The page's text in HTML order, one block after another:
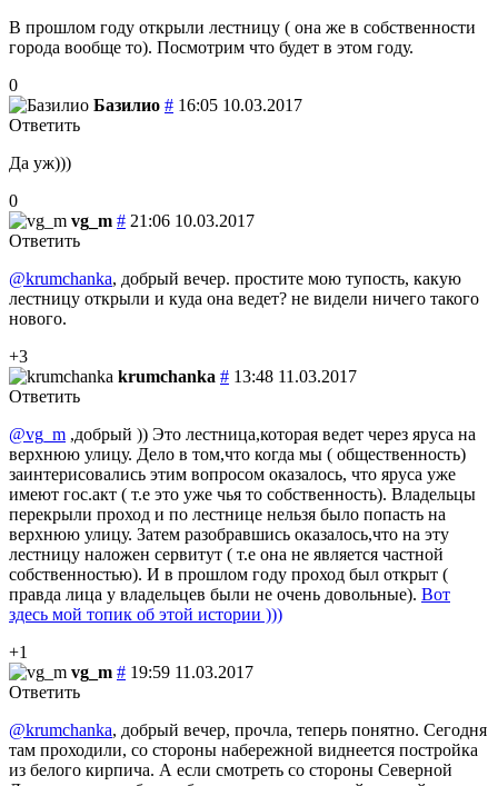
В прошлом году открыли лестницу ( она же в собственности
города вообще то). Посмотрим что будет в этом году.
0
Базилио # 16:05 10.03.2017
Ответить
Да уж)))
0
vg_m # 21:06 10.03.2017
Ответить
@krumchanka, добрый вечер. простите мою тупость, какую
лестницу открыли и куда она ведет? не видели ничего такого
нового.
+3
krumchanka # 13:48 11.03.2017
Ответить
@vg_m ,добрый )) Это лестница,которая ведет через яруса на
верхнюю улицу. Дело в том,что когда мы ( общественность)
заинтерисовались этим вопросом оказалось, что яруса уже
имеют гос.акт ( т.е это уже чья то собственность). Владельцы
перекрыли проход и по лестнице нельзя было попасть на
верхнюю улицу. Затем разобравшись оказалось,что на эту
лестницу наложен сервитут ( т.е она не является частной
собственностью). И в прошлом году проход был открыт (
правда лица у владельцев были не очень довольные). Вот
здесь мой топик об этой истории )))
+1
vg_m # 19:59 11.03.2017
Ответить
@krumchanka, добрый вечер, прочла, теперь понятно. Сегодня
там проходили, со стороны набережной виднеется постройка
из белого кирпича. А если смотреть со стороны Северной